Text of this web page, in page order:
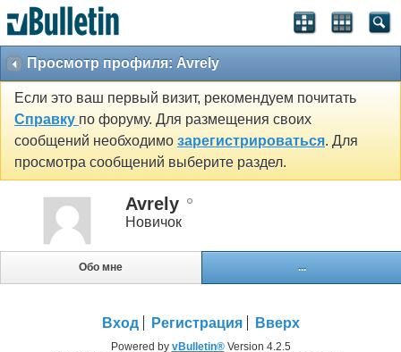
Просмотр профиля: Avrely
Если это ваш первый визит, рекомендуем почитать
Справку по форуму. Для размещения своих
сообщений необходимо зарегистрироваться. Для
просмотра сообщений выберите раздел.
Avrely
Новичок
Обо мне ...
Вход Регистрация Вверх
Powered by vBulletin®Version 4.2.5